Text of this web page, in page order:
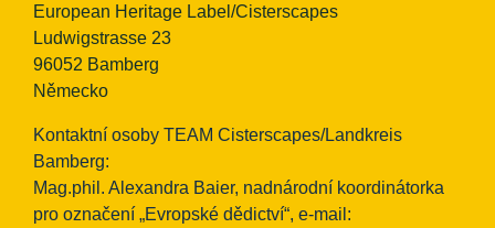
European Heritage Label/Cisterscapes
Ludwigstrasse 23
96052 Bamberg
Německo
Kontaktní osoby TEAM Cisterscapes/Landkreis
Bamberg:
Mag.phil. Alexandra Baier, nadnárodní koordinátorka
pro označení „Evropské dědictví“, e-mail: